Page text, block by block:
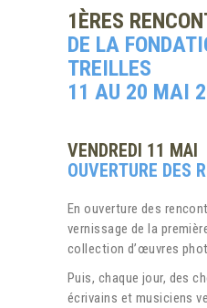
1ÈRES
DE LA
TREILLES
11 AU 20 MAI
VENDREDI 11 MAI
OUVERTURE DES
En ouverture des
vernissage de la
collection d’œuvres
Puis, chaque jour, des
écrivains et musiciens